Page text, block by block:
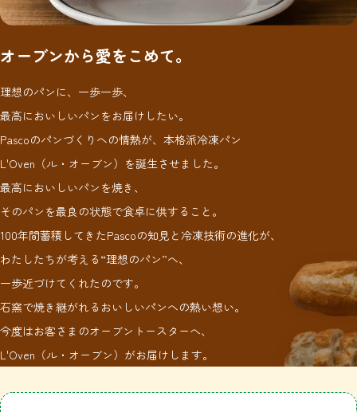
オーブンから愛をこめて。
理想のパンに、一歩一歩、
最高においしいパンをお届けしたい。
Pascoのパンづくりへの情熱が、本格派冷凍パン
L'Oven（ル・オーブン）を誕生させました。
最高においしいパンを焼き、
そのパンを最良の状態で食卓に供すること。
100年間蓄積してきたPascoの知見と冷凍技術の進化が、
わたしたちが考える“理想のパン”へ、
一歩近づけてくれたのです。
石窯で焼き継がれるおいしいパンへの熱い想い。
今度はお客さまのオーブントースターへ、
L'Oven（ル・オーブン）がお届けします。